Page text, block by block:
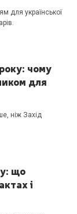
для української
чому
для
ніж Захід
що
і